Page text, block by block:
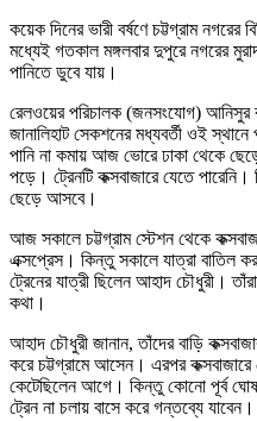
কয়েক দিনের ভারী বর্ষণে চট্টগ্রাম
মধ্যেই গতকাল মঙ্গলবার দুপুরে নগরের
পানিতে ডুবে যায়।
রেলওয়ের পরিচালক (জনসংযোগ) আনিসুর
জানালিহাট সেকশনের মধ্যবর্তী ওই
পানি না কমায় আজ ভোরে ঢাকা থেকে
পড়ে। ট্রেনটি কক্সবাজারে যেতে পারেনি।
ছেড়ে আসবে।
আজ সকালে চট্টগ্রাম স্টেশন থেকে
এক্সপ্রেস। কিন্তু সকালে যাত্রা বাতিল
ট্রেনের যাত্রী ছিলেন আহাদ চৌধুরী।
কথা।
আহাদ চৌধুরী জানান, তাঁদের বাড়ি
করে চট্টগ্রামে আসেন। এরপর
কেটেছিলেন আগে। কিন্তু কোনো পূর্ব
ট্রেন না চলায় বাসে করে গন্তব্যে যাবেন।